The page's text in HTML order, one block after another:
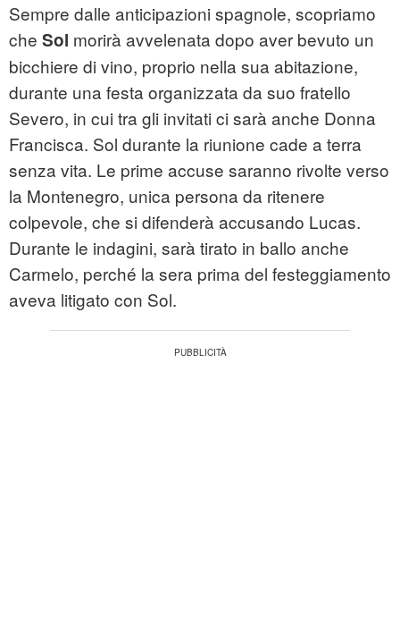
Sempre dalle anticipazioni spagnole, scopriamo
che Sol morirà avvelenata dopo aver bevuto un
bicchiere di vino, proprio nella sua abitazione,
durante una festa organizzata da suo fratello
Severo, in cui tra gli invitati ci sarà anche Donna
Francisca. Sol durante la riunione cade a terra
senza vita. Le prime accuse saranno rivolte verso
la Montenegro, unica persona da ritenere
colpevole, che si difenderà accusando Lucas.
Durante le indagini, sarà tirato in ballo anche
Carmelo, perché la sera prima del festeggiamento
aveva litigato con Sol.